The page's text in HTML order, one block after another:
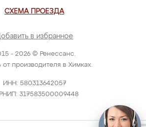
- 2026 © Ренессанс.
производителя в Химках.
ИНН: 580313642057
317583500009448
СХЕМА ПРОЕЗДА
в избранное